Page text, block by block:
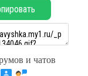
и чатов